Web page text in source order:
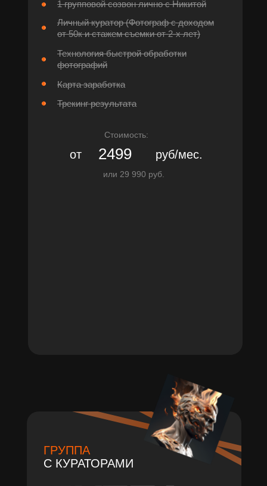
ГРУППА
С КУРАТОРАМИ
1 групповой созвон лично с Никитой
Технология быстрой обработки
фотографий
Личный куратор (Фотограф с доходом
от 50к и стажем съемки от 2-х лет)
Трекинг результата
Карта заработка
руб/мес.
Стоимость:
или 29 990 руб.
от 2499